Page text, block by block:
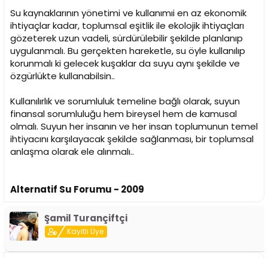
Su kaynaklarının yönetimi ve kullanımıi en az ekonomik
ihtiyaçlar kadar, toplumsal eşitlik ile ekolojik ihtiyaçları
gözeterek uzun vadeli, sürdürülebilir şekilde planlanıp
uygulanmalı. Bu gerçekten hareketle, su öyle kullanılıp
korunmalı ki gelecek kuşaklar da suyu aynı şekilde ve
özgürlükte kullanabilsin..
Kullanılırlık ve sorumluluk temeline bağlı olarak, suyun
finansal sorumluluğu hem bireysel hem de kamusal
olmalı. Suyun her insanın ve her insan toplumunun temel
ihtiyacını karşılayacak şekilde sağlanması, bir toplumsal
anlaşma olarak ele alınmalı..
Alternatif Su Forumu - 2009
Şamil Turançiftçi
Kayıtlı Üye